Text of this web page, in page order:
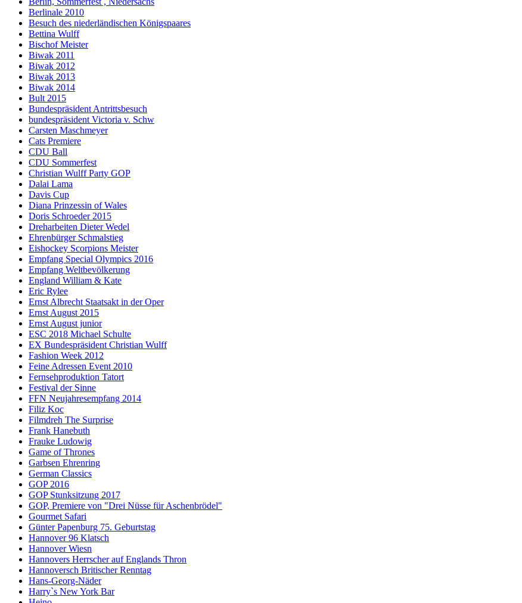
Berlinale 2010
Besuch des niederländischen Königspaares
Bettina Wulff
Bischof Meister
Biwak 2011
Biwak 2012
Biwak 2013
Biwak 2014
Bult 2015
Bundespräsident Antrittsbesuch
bundespräsident Victoria v. Schw
Carsten Maschmeyer
Cats Premiere
CDU Ball
CDU Sommerfest
Christian Wulff Party GOP
Dalai Lama
Davis Cup
Diana Prinzessin of Wales
Doris Schroeder 2015
Dreharbeiten Dieter Wedel
Ehrenbürger Schmalstieg
Eishockey Scorpions Meister
Empfang Special Olympics 2016
Empfang Weltbevölkerung
England William & Kate
Eric Rylee
Ernst Albrecht Staatsakt in der Oper
Ernst August 2015
Ernst August junior
ESC 2018 Michael Schulte
EX Bundespräsident Christian Wulff
Fashion Week 2012
Feine Adressen Event 2010
Fernsehproduktion Tatort
Festival der Sinne
FFN Neujahresempfang 2014
Filiz Koc
Filmdreh The Surprise
Frank Hanebuth
Frauke Ludowig
Game of Thrones
Garbsen Ehrenring
German Classics
GOP 2016
GOP Stunksitzung 2017
GOP, Premiere von "Drei Nüsse für Aschenbrödel"
Gourmet Safari
Günter Papenburg 75. Geburtstag
Hannover 96 Klatsch
Hannover Wiesn
Hannovers Herrscher auf Englands Thron
Hannoversch Britischer Renntag
Hans-Georg-Näder
Harry`s New York Bar